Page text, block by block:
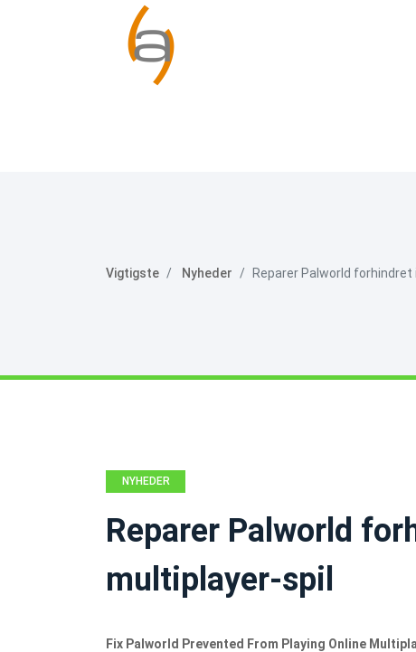
Vigtigste Nyheder Reparer Palworld
NYHEDER
Reparer Palworld
multiplayer-spil
Fix Palworld Prevented From Playing Online